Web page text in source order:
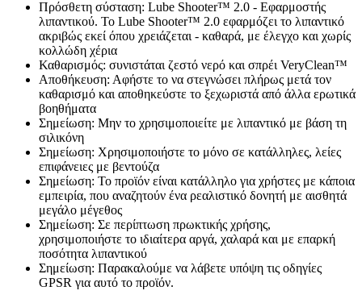
Πρόσθετη σύσταση: Lube Shooter™ 2.0 - Εφαρμοστής
λιπαντικού. Το Lube Shooter™ 2.0 εφαρμόζει το λιπαντικό
ακριβώς εκεί όπου χρειάζεται - καθαρά, με έλεγχο και χωρίς
κολλώδη χέρια
Καθαρισμός: συνιστάται ζεστό νερό και σπρέι VeryClean™
Αποθήκευση: Αφήστε το να στεγνώσει πλήρως μετά τον
καθαρισμό και αποθηκεύστε το ξεχωριστά από άλλα ερωτικά
βοηθήματα
Σημείωση: Μην το χρησιμοποιείτε με λιπαντικό με βάση τη
σιλικόνη
Σημείωση: Χρησιμοποιήστε το μόνο σε κατάλληλες, λείες
επιφάνειες με βεντούζα
Σημείωση: Το προϊόν είναι κατάλληλο για χρήστες με κάποια
εμπειρία, που αναζητούν ένα ρεαλιστικό δονητή με αισθητά
μεγάλο μέγεθος
Σημείωση: Σε περίπτωση πρωκτικής χρήσης,
χρησιμοποιήστε το ιδιαίτερα αργά, χαλαρά και με επαρκή
ποσότητα λιπαντικού
Σημείωση: Παρακαλούμε να λάβετε υπόψη τις οδηγίες
GPSR για αυτό το προϊόν.